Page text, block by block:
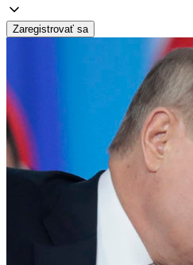
Zaregistrovať sa